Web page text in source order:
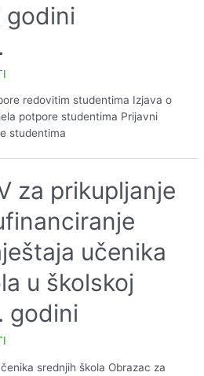
godini
redovitim studentima Izjava o
potpore studentima Prijavni
studentima
za prikupljanje
učenika
u školskoj
godini
srednjih škola Obrazac za